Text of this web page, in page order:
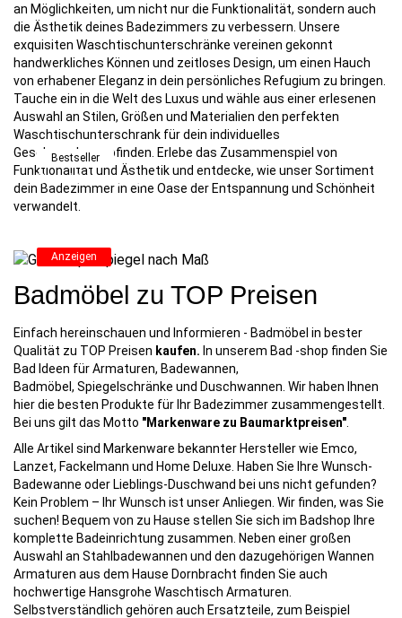
an Möglichkeiten, um nicht nur die Funktionalität, sondern auch
die Ästhetik deines Badezimmers zu verbessern. Unsere
exquisiten Waschtischunterschränke vereinen gekonnt
handwerkliches Können und zeitloses Design, um einen Hauch
von erhabener Eleganz in dein persönliches Refugium zu bringen.
Tauche ein in die Welt des Luxus und wähle aus einer erlesenen
Auswahl an Stilen, Größen und Materialien den perfekten
Waschtischunterschrank für dein individuelles
Geschmacksempfinden. Erlebe das Zusammenspiel von
Funktionalität und Ästhetik und entdecke, wie unser Sortiment
dein Badezimmer in eine Oase der Entspannung und Schönheit
verwandelt.
Bestseller
Ganzkörperspiegel
nach Maß
Anzeigen
Badmöbel zu TOP Preisen
Einfach hereinschauen und Informieren - Badmöbel in bester
Qualität zu TOP Preisen kaufen. In unserem Bad -shop finden Sie
Bad Ideen für Armaturen, Badewannen,
Badmöbel, Spiegelschränke und Duschwannen. Wir haben Ihnen
hier die besten Produkte für Ihr Badezimmer zusammengestellt.
Bei uns gilt das Motto "Markenware zu Baumarktpreisen"
Alle Artikel sind Markenware bekannter Hersteller wie Emco,
Lanzet, Fackelmann und Home Deluxe. Haben Sie Ihre Wunsch-
Badewanne oder Lieblings-Duschwand bei uns nicht gefunden?
Kein Problem – Ihr Wunsch ist unser Anliegen. Wir finden, was Sie
suchen! Bequem von zu Hause stellen Sie sich im Badshop Ihre
komplette Badeinrichtung zusammen. Neben einer großen
Auswahl an Stahlbadewannen und den dazugehörigen Wannen
Armaturen aus dem Hause Dornbracht finden Sie auch
hochwertige Hansgrohe Waschtisch Armaturen.
Selbstverständlich gehören auch Ersatzteile, zum Beispiel